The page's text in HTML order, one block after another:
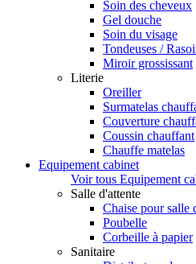
Soin des cheveux
Gel douche
Soin du visage
Tondeuses /
Miroir grossissant
Literie
Oreiller
Surmatelas
Couverture
Coussin chauffant
Chauffe matelas
Equipement cabinet
Voir tous Equipement
Salle d'attente
Chaise pour salle
Poubelle
Corbeille à papier
Sanitaire